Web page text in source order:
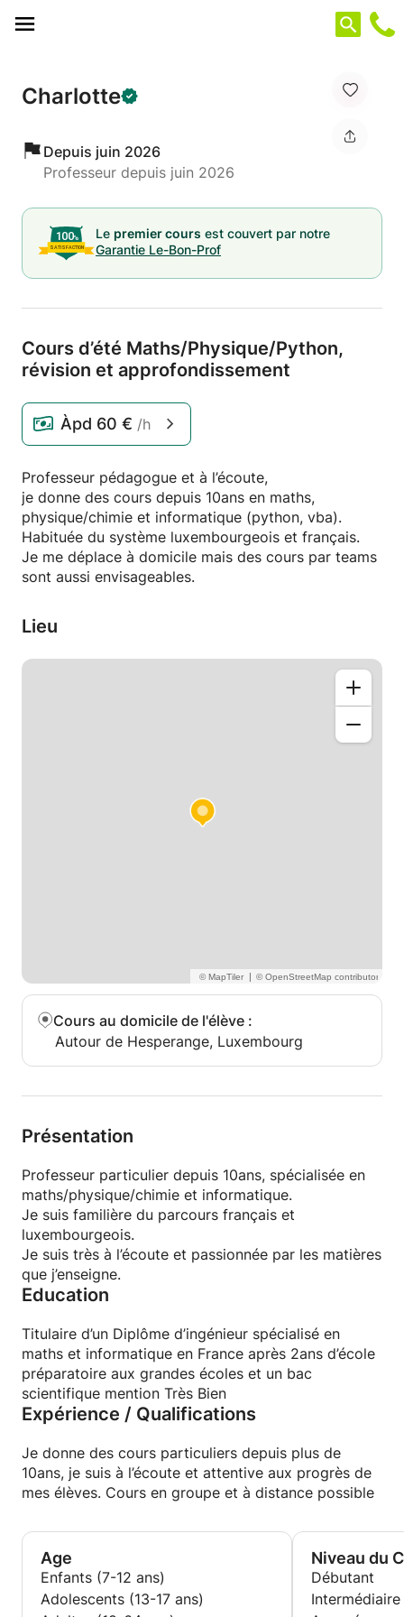
Charlotte
Depuis juin 2026
Professeur depuis juin 2026
Le premier cours est couvert par notre
Garantie Le-Bon-Prof
Cours d’été Maths/Physique/Python,
révision et approfondissement
Àpd 60 € /h
Professeur pédagogue et à l’écoute,
je donne des cours depuis 10ans en maths,
physique/chimie et informatique (python, vba).
Habituée du système luxembourgeois et français.
Je me déplace à domicile mais des cours par teams
sont aussi envisageables.
Lieu
|
Cours au domicile de l'élève :
Autour de Hesperange, Luxembourg
Présentation
Professeur particulier depuis 10ans, spécialisée en
maths/physique/chimie et informatique.
Je suis familière du parcours français et
luxembourgeois.
Je suis très à l’écoute et passionnée par les matières
que j’enseigne.
Education
Titulaire d’un Diplôme d’ingénieur spécialisé en
maths et informatique en France après 2ans d’école
préparatoire aux grandes écoles et un bac
scientifique mention Très Bien
Expérience / Qualifications
Je donne des cours particuliers depuis plus de
10ans, je suis à l’écoute et attentive aux progrès de
mes élèves. Cours en groupe et à distance possible
Age
Enfants (7-12 ans)
Adolescents (13-17 ans)
Niveau du
Débutant
Intermédiaire